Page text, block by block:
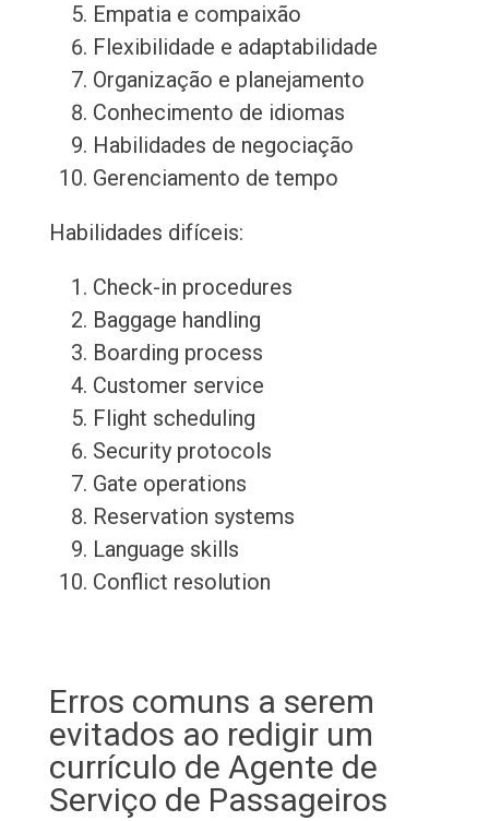
Empatia e compaixão
Flexibilidade e adaptabilidade
Organização e planejamento
Conhecimento de idiomas
Habilidades de negociação
Gerenciamento de tempo
Habilidades difíceis:
Check-in procedures
Baggage handling
Boarding process
Customer service
Flight scheduling
Security protocols
Gate operations
Reservation systems
Language skills
Conflict resolution
Erros comuns a serem
evitados ao redigir um
currículo de Agente de
Serviço de Passageiros